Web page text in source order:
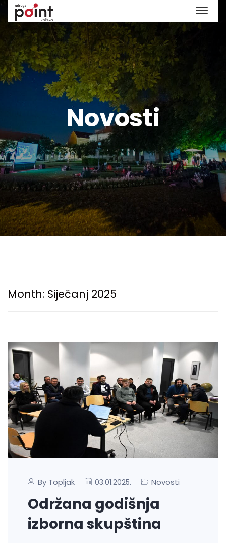
Novosti
Month: Siječanj 2025
By Topljak 03.01.2025. Novosti
Održana godišnja
izborna skupština